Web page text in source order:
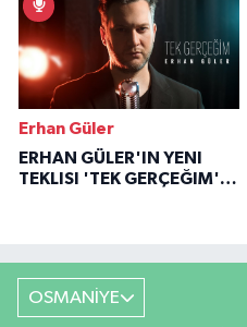
Erhan Güler
ERHAN GÜLER'IN YENI
TEKLISI 'TEK GERÇEĞIM'LE
OSMANİYE